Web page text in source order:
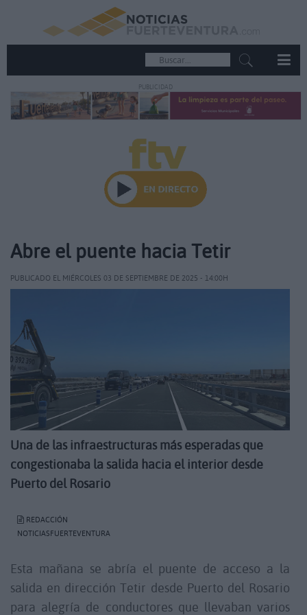
PUBLICIDAD
Abre el puente hacia Tetir
PUBLICADO EL MIÉRCOLES 03 DE SEPTIEMBRE DE 2025 - 14:00H
Una de las infraestructuras más esperadas que
congestionaba la salida hacia el interior desde
Puerto del Rosario
REDACCIÓN
NOTICIASFUERTEVENTURA
Esta mañana se abría el puente de acceso a la
salida en dirección Tetir desde Puerto del Rosario
para alegría de conductores que llevaban varios